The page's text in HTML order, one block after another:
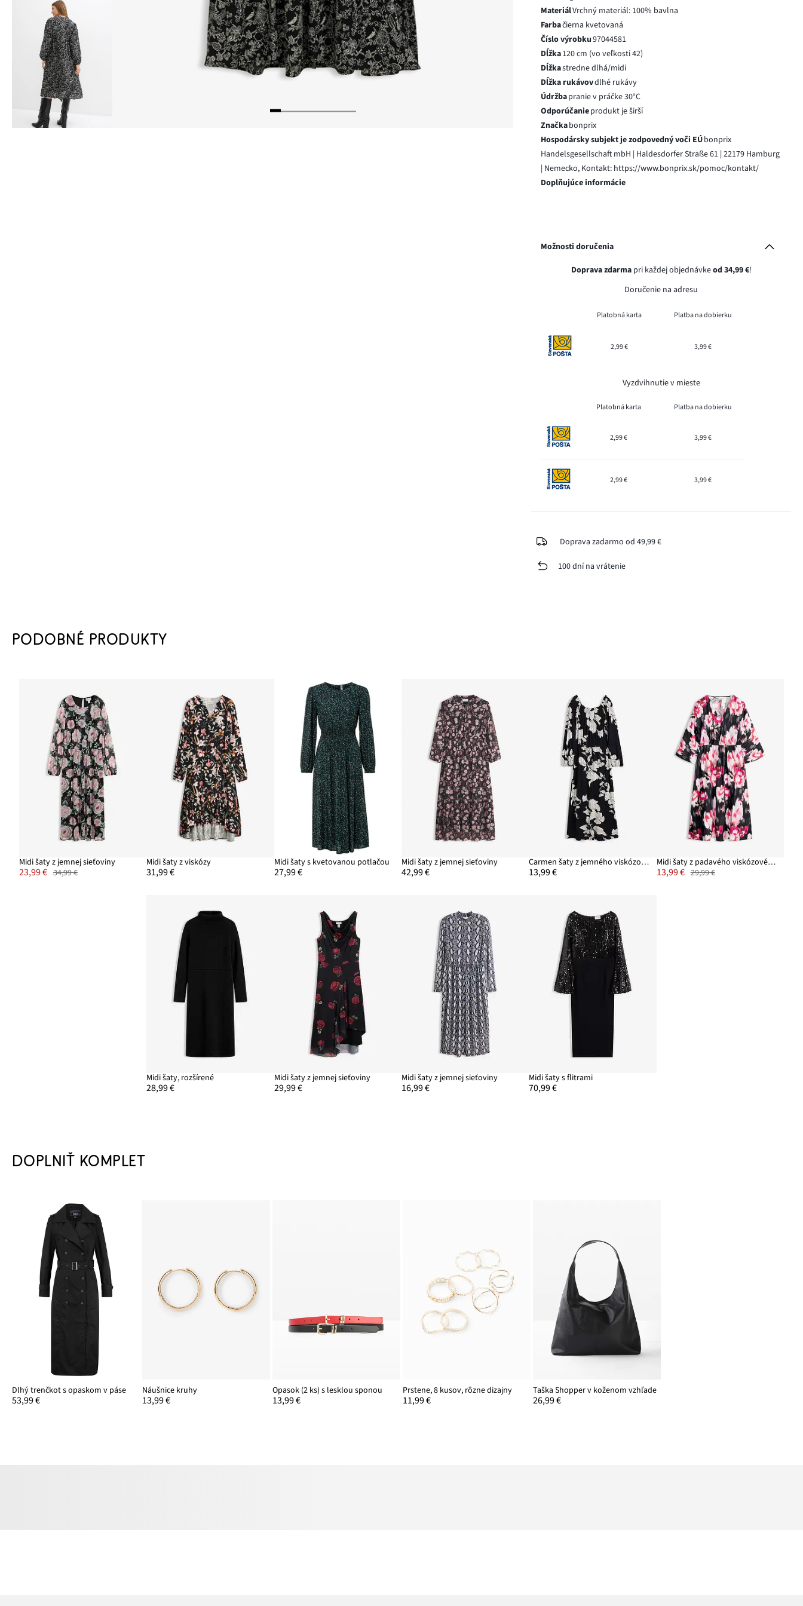
MateriálVrchný materiál: 100% bavlna
Farbačierna kvetovaná
Číslo výrobku97044581
Dĺžka120 cm (vo veľkosti 42)
Dĺžkastredne dlhá/midi
Dĺžka rukávovdlhé rukávy
Údržbapranie v práčke 30°C
Odporúčanieprodukt je širší
Značkabonprix
Hospodársky subjekt je zodpovedný voči EÚbonprix
Handelsgesellschaft mbH | Haldesdorfer Straße 61 | 22179 Hamburg
| Nemecko, Kontakt: https://www.bonprix.sk/pomoc/kontakt/
Doplňujúce informácie
Možnosti doručenia
Doprava zdarmapri každej objednávkeod 34,99 €!
Doručenie na adresu
Platobná karta Platba na dobierku
2,99 € 3,99 €
Vyzdvihnutie v mieste
Platobná karta Platba na dobierku
2,99 € 3,99 €
2,99 € 3,99 €
Doprava zadarmo od 49,99 €
100 dní na vrátenie
PODOBNÉ PRODUKTY
Midi šaty z jemnej sieťoviny
23,99 € 34,99 €
Midi šaty z viskózy
31,99 €
Midi šaty s kvetovanou potlačou
27,99 €
Midi šaty z jemnej sieťoviny
42,99 €
Carmen šaty z jemného viskózového mixu
13,99 €
Midi šaty z padavého viskózového mixu
13,99 € 29,99 €
Midi šaty, rozšírené
28,99 €
Midi šaty z jemnej sieťoviny
29,99 €
Midi šaty z jemnej sieťoviny
16,99 €
Midi šaty s flitrami
70,99 €
DOPLNIŤ KOMPLET
Dlhý trenčkot s opaskom v páse
53,99 €
Náušnice kruhy
13,99 €
Opasok (2 ks) s lesklou sponou
13,99 €
Prstene, 8 kusov, rôzne dizajny
11,99 €
Taška Shopper v koženom vzhľade
26,99 €